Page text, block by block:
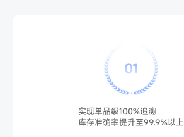
01
实现单品级100%追溯
库存准确率提升至99.9%以上